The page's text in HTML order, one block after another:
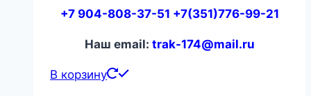
+7 904-808-37-51 +7(351)776-99-21
Наш email: trak-174@mail.ru
В корзину